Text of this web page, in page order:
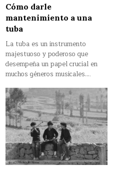
Cómo darle
mantenimiento a una
tuba
La tuba es un instrumento
majestuoso y poderoso que
desempeña un papel crucial en
muchos géneros musicales….